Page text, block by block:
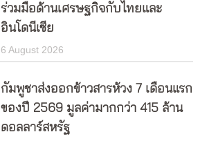
ร่วมมือด้านเศรษฐกิจกับไทยและ
อินโดนีเซีย
6 August 2026
กัมพูชาส่งออกข้าวสารห้วง 7 เดือนแรก
ของปี 2569 มูลค่ามากกว่า 415 ล้าน
ดอลลาร์สหรัฐ